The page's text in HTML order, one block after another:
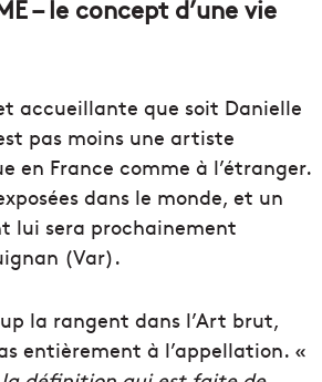
– le concept d’une vie
accueillante que soit Danielle
pas moins une artiste
en France comme à l’étranger.
dans le monde, et un
lui sera prochainement
(Var).
la rangent dans l’Art brut,
entièrement à l’appellation. «